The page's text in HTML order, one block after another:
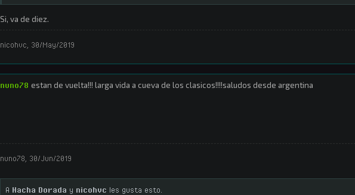
Si, va de diez.
nicohvc 30/May/2019
nuno78 estan de vuelta!!! larga vida a cueva de los clasicos!!!!saludos desde argentina
nuno78 30/Jun/2019
A Hacha Dorada y nicohvc les gusta esto.